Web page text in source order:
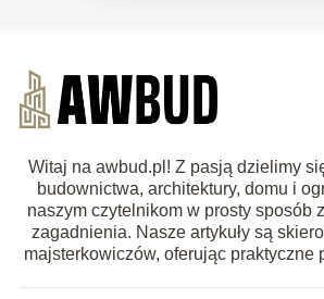
Witaj na awbud.pl! Z pasją dzielimy
budownictwa, architektury, domu i
naszym czytelnikom w prosty sposób
zagadnienia. Nasze artykuły są
majsterkowiczów, oferując praktyczne